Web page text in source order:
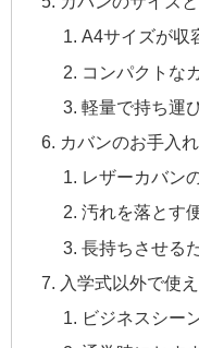
A4サイズが収
コンパクトな
軽量で持ち運
カバンのお手入
レザーカバン
汚れを落とす
長持ちさせる
入学式以外で使
ビジネスシー